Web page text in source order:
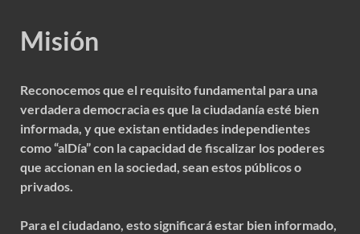
Misión
Reconocemos que el requisito fundamental para una
verdadera democracia es que la ciudadanía esté bien
informada, y que existan entidades independientes
como “alDía” con la capacidad de fiscalizar los poderes
que accionan en la sociedad, sean estos públicos o
privados.
Para el ciudadano, esto significará estar bien informado,